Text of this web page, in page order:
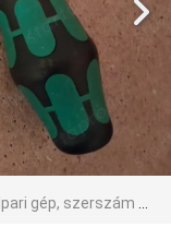
Ipari gép, szerszám